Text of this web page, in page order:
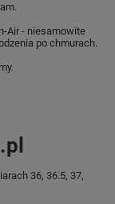
Air - niesamowite
po chmurach.
36, 36.5, 37,